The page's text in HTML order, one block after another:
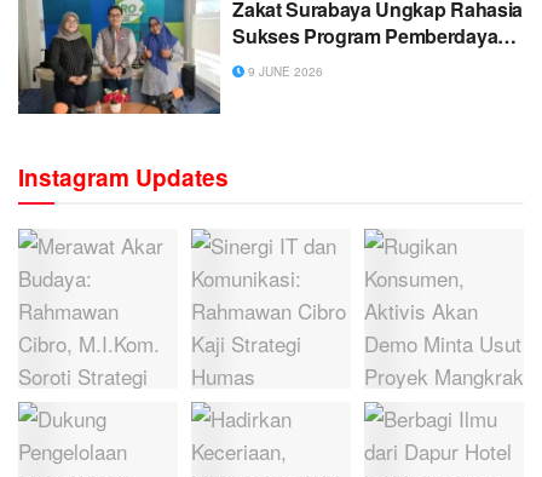
Zakat Surabaya Ungkap Rahasia
Sukses Program Pemberdayaan
Desa Berdaya
9 JUNE 2026
Instagram Updates